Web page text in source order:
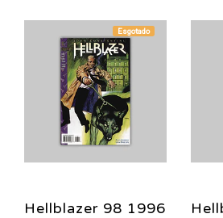
Esgotado
Hellblazer 98 1996